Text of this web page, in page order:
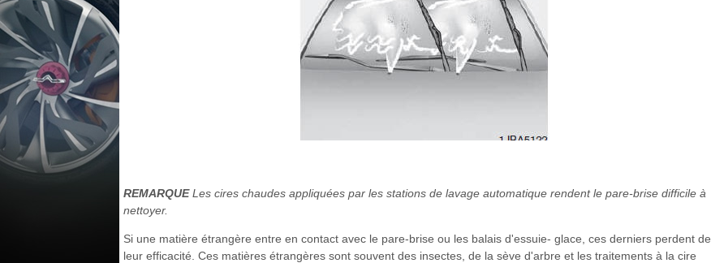
REMARQUELes cires chaudes appliquées par les stations de lavage automatique rendent le pare-brise difficile à
nettoyer.
Si une matière étrangère entre en contact avec le pare-brise ou les balais d'essuie- glace, ces derniers perdent de
leur efficacité. Ces matières étrangères sont souvent des insectes, de la sève d'arbre et les traitements à la cire